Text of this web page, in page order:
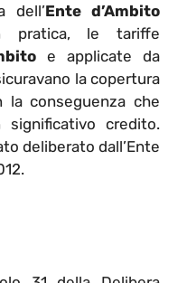
dell’Ente d’Ambito
le tariffe
e applicate da
la copertura
conseguenza che
significativo credito.
deliberato dall’Ente